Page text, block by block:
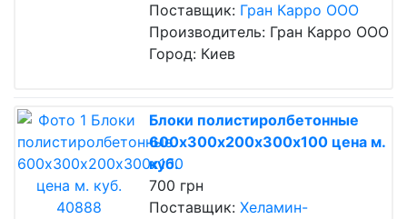
Поставщик: Гран Карро ООО
Производитель: Гран Карро ООО
Город: Киев
Блоки полистиролбетонные
600х300х200х300х100 цена м.
куб.
700 грн
Поставщик: Хеламин-